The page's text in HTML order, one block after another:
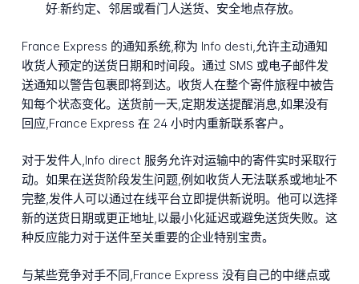
好:新约定、邻居或看门人送货、安全地点存放。
France Express 的通知系统,称为 Info desti,允许主动通知
收货人预定的送货日期和时间段。通过 SMS 或电子邮件发
送通知以警告包裹即将到达。收货人在整个寄件旅程中被告
知每个状态变化。送货前一天,定期发送提醒消息,如果没有
回应,France Express 在 24 小时内重新联系客户。
对于发件人,Info direct 服务允许对运输中的寄件实时采取行
动。如果在送货阶段发生问题,例如收货人无法联系或地址不
完整,发件人可以通过在线平台立即提供新说明。他可以选择
新的送货日期或更正地址,以最小化延迟或避免送货失败。这
种反应能力对于送件至关重要的企业特别宝贵。
与某些竞争对手不同,France Express 没有自己的中继点或